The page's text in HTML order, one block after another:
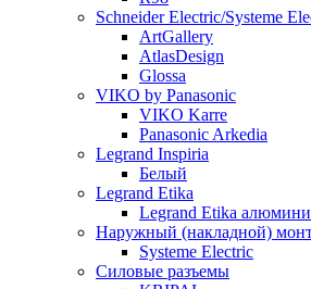
Schneider Electric/Systeme
ArtGallery
AtlasDesign
Glossa
VIKO by Panasonic
VIKO Karre
Panasonic Arkedia
Legrand Inspiria
Белый
Legrand Etika
Legrand Etika
Наружный (накладной)
Systeme Electric
Силовые разъемы